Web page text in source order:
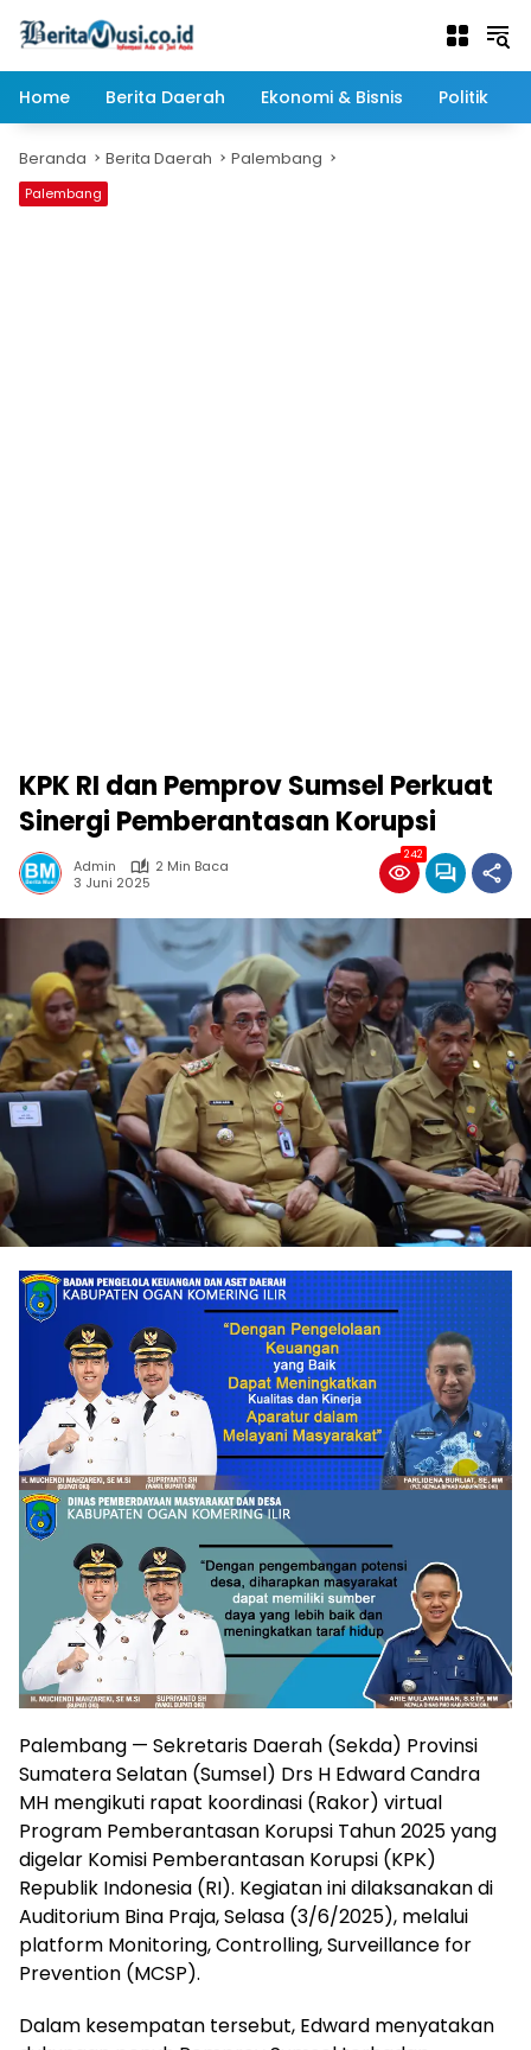
Home
Berita Daerah Ekonomi & Bisnis Politik
Beranda Berita Daerah Palembang
Palembang
KPK RI dan Pemprov Sumsel Perkuat
Sinergi Pemberantasan Korupsi
Admin
2 Min Baca
3 Juni 2025
242
Palembang — Sekretaris Daerah (Sekda) Provinsi
Sumatera Selatan (Sumsel) Drs H Edward Candra
MH mengikuti rapat koordinasi (Rakor) virtual
Program Pemberantasan Korupsi Tahun 2025 yang
digelar Komisi Pemberantasan Korupsi (KPK)
Republik Indonesia (RI). Kegiatan ini dilaksanakan di
Auditorium Bina Praja, Selasa (3/6/2025), melalui
platform Monitoring, Controlling, Surveillance for
Prevention (MCSP).
Dalam kesempatan tersebut, Edward menyatakan